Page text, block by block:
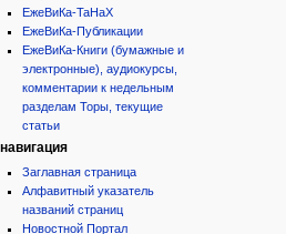
ЕжеВиКа-ТаНаХ
ЕжеВиКа-Публикации
ЕжеВиКа-Книги (бумажные и
электронные), аудиокурсы,
комментарии к недельным
разделам Торы, текущие
статьи
навигация
Заглавная страница
Алфавитный указатель
названий страниц
Новостной Портал